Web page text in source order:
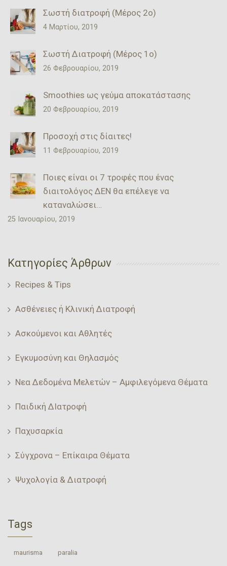
Σωστή διατροφή (Μέρος 2ο)
4 Μαρτίου, 2019
Σωστή Διατροφή (Μέρος 1ο)
26 Φεβρουαρίου, 2019
Smoothies ως γεύμα αποκατάστασης
20 Φεβρουαρίου, 2019
Προσοχή στις δίαιτες!
11 Φεβρουαρίου, 2019
Ποιες είναι οι 7 τροφές που ένας
διαιτολόγος ΔΕΝ θα επέλεγε να
καταναλώσει…
25 Ιανουαρίου, 2019
Κατηγορίες Άρθρων
Recipes & Tips
Ασθένειες ή Κλινική Διατροφή
Ασκούμενοι και Αθλητές
Εγκυμοσύνη και Θηλασμός
Νεα Δεδομένα Μελετών – Αμφιλεγόμενα Θέματα
Παιδική ΔΙατροφή
Παχυσαρκία
Σύγχρονα – Επίκαιρα Θέματα
Ψυχολογία & Διατροφή
Tags
‎ maurisma‬ ‎ paralia‬